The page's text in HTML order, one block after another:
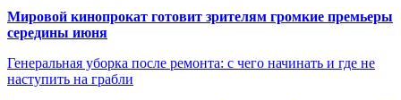
Мировой кинопрокат готовит зрителям громкие премьеры
середины июня
Генеральная уборка после ремонта: с чего начинать и где не
наступить на грабли